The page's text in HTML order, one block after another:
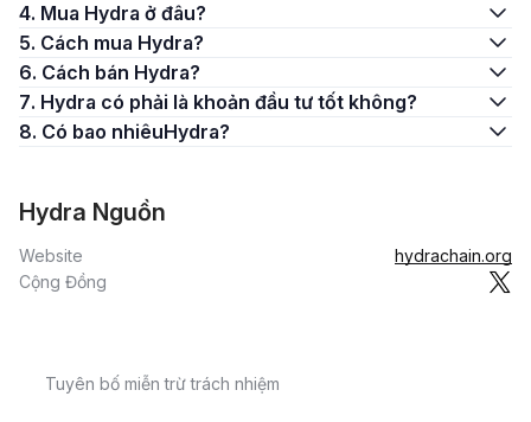
4. Mua Hydra ở đâu?
5. Cách mua Hydra?
6. Cách bán Hydra?
7. Hydra có phải là khoản đầu tư tốt không?
8. Có bao nhiêuHydra?
Hydra Nguồn
Website
hydrachain.org
Cộng Đồng
Tuyên bố miễn trừ trách nhiệm